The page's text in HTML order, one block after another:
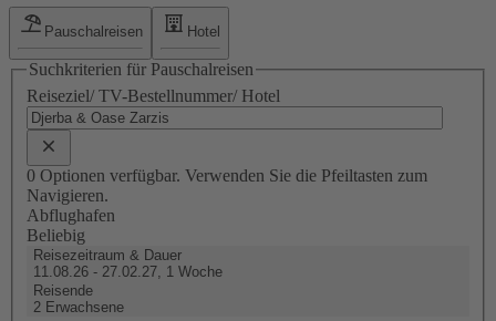
Pauschalreisen Hotel
Suchkriterien für Pauschalreisen
Reiseziel/ TV-Bestellnummer/ Hotel
0 Optionen verfügbar. Verwenden Sie die Pfeiltasten zum
Navigieren.
Abflughafen
Beliebig
Reisezeitraum & Dauer
11.08.26 - 27.02.27, 1 Woche
Reisende
2 Erwachsene